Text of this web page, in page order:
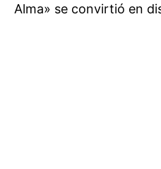
Alma» se convirtió en